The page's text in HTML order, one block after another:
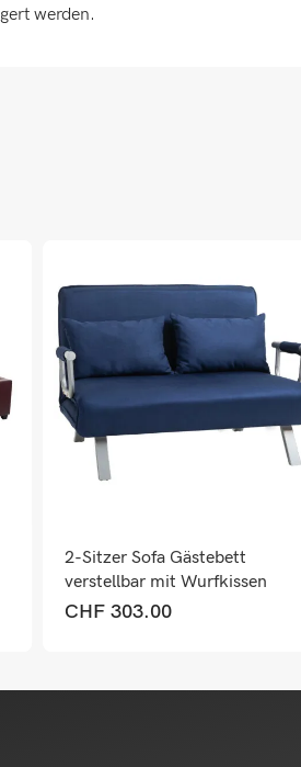
werden.
2-Sitzer Sofa Gästebett
verstellbar mit Wurfkissen
Blau
CHF 303.00